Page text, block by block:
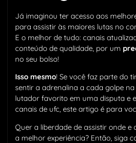
Já imaginou ter acesso aos
para assistir às maiores lutas no
E o melhor de tudo: canais
conteúdo de qualidade, por um
no seu bolso!
Isso mesmo! Se você faz parte do
sentir a adrenalina a cada golpe
lutador favorito em uma disputa e
canais de ufc, este artigo é para
Quer a liberdade de assistir onde e
a melhor experiência? Então, siga